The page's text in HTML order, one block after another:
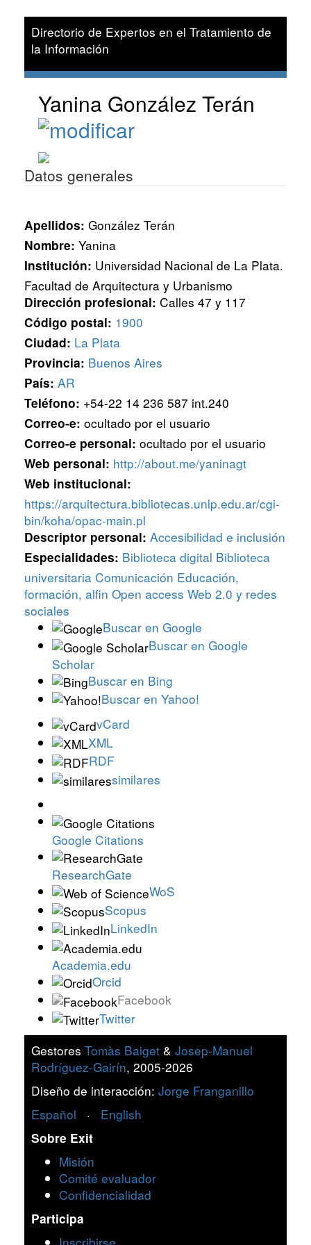
Directorio de Expertos en el Tratamiento de
la Información
Yanina González Terán
Datos generales
Apellidos: González Terán
Nombre: Yanina
Institución: Universidad Nacional de La Plata.
Facultad de Arquitectura y Urbanismo
Dirección profesional: Calles 47 y 117
Código postal: 1900
Ciudad: La Plata
Provincia: Buenos Aires
País: AR
Teléfono: +54-22 14 236 587 int.240
Correo-e: ocultado por el usuario
Correo-e personal: ocultado por el usuario
Web personal: http://about.me/yaninagt
Web institucional:
https://arquitectura.bibliotecas.unlp.edu.ar/cgi-
bin/koha/opac-main.pl
Descriptor personal: Accesibilidad e inclusión
Especialidades: Biblioteca digital Biblioteca
universitaria Comunicación Educación,
formación, alfin Open access Web 2.0 y redes
sociales
Buscar en Google
Buscar en Google
Scholar
Buscar en Bing
Buscar en Yahoo!
vCard
XML
RDF
similares
Google Citations
ResearchGate
WoS
Scopus
LinkedIn
Academia.edu
Orcid
Facebook
Twitter
Gestores Tomàs Baiget & Josep-Manuel
Rodríguez-Gairín, 2005-2026
Diseño de interacción: Jorge Franganillo
Español · English
Sobre Exit
Misión
Comité evaluador
Confidencialidad
Participa